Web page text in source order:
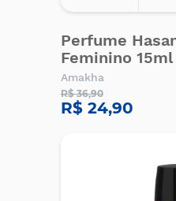
Perfume
Feminino 15ml
Amakha
R$ 36,90
R$ 24,90